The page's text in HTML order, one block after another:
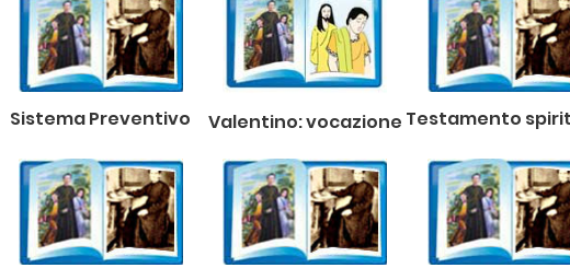
Sistema Preventivo Valentino: vocazione Testamento